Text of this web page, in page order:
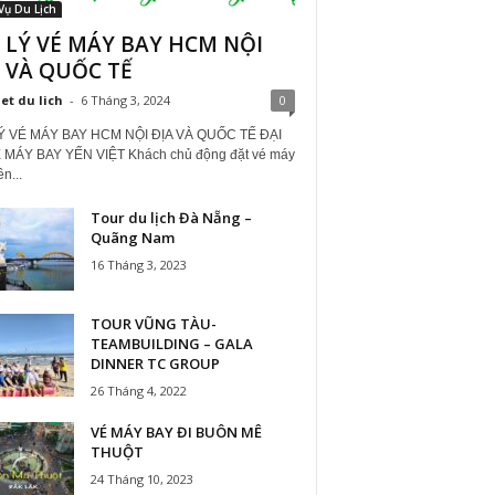
Du Lịch
VÉ MÁY BAY HCM NỘI
QUỐC TẾ
du lich - 6 Tháng 3, 2024 0
VÉ MÁY BAY HCM NỘI ĐỊA VÀ QUỐC TẾ ĐẠI
MÁY BAY YẾN VIỆT Khách chủ động đặt vé máy
Tour du lịch Đà Nẵng –
Quãng Nam
16 Tháng 3, 2023
TOUR VŨNG TÀU-
TEAMBUILDING – GALA
DINNER TC GROUP
26 Tháng 4, 2022
VÉ MÁY BAY ĐI BUÔN MÊ
THUỘT
24 Tháng 10, 2023